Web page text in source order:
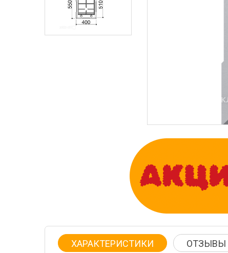
ХАРАКТЕРИСТИКИ ОТЗЫВЫ